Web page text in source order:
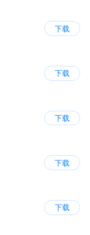
下载
下载
下载
下载
下载